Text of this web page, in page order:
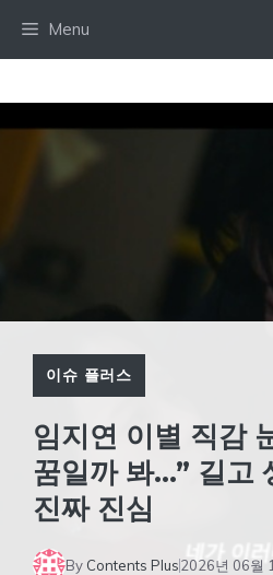
Menu
이슈 플러스
임지연 이별 직감
꿈일까 봐…” 길고
진짜 진심
By Contents Plus2026년 06월